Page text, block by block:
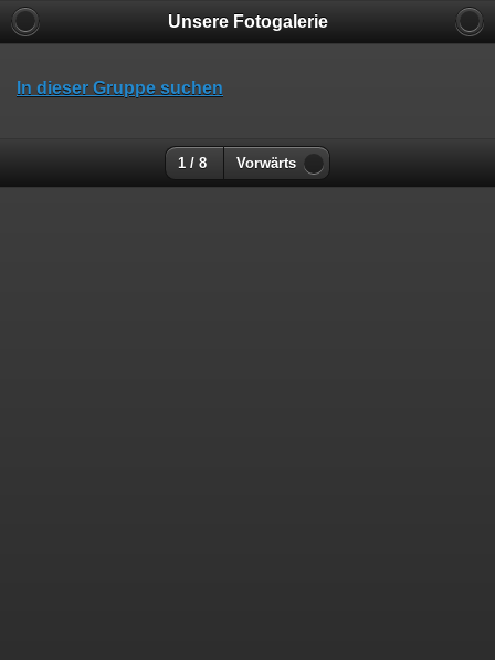
Unsere Fotogalerie
In dieser Gruppe suchen
1 / 8 Vorwärts